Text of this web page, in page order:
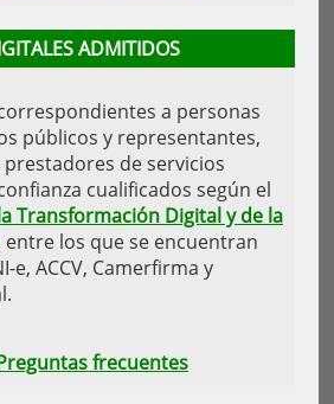
ADMITIDOS
a personas
públicos y representantes,
de servicios
cualificados según el
Transformación Digital y de la
entre los que se encuentran
e, ACCV, Camerfirma y
frecuentes